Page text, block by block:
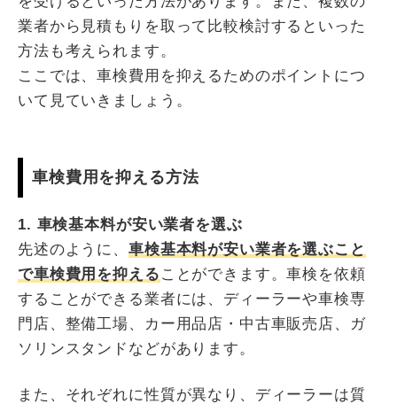
業者から見積もりを取って比較検討するといった
方法も考えられます。
ここでは、車検費用を抑えるためのポイントにつ
いて見ていきましょう。
車検費用を抑える方法
1. 車検基本料が安い業者を選ぶ
先述のように、 車検基本料が安い業者を選ぶこと
で車検費用を抑える ことができます。車検を依頼
することができる業者には、ディーラーや車検専
門店、整備工場、カー用品店・中古車販売店、ガ
ソリンスタンドなどがあります。
また、それぞれに性質が異なり、ディーラーは質